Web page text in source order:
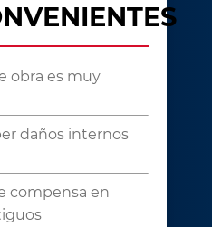
obra es muy
daños internos
compensa en